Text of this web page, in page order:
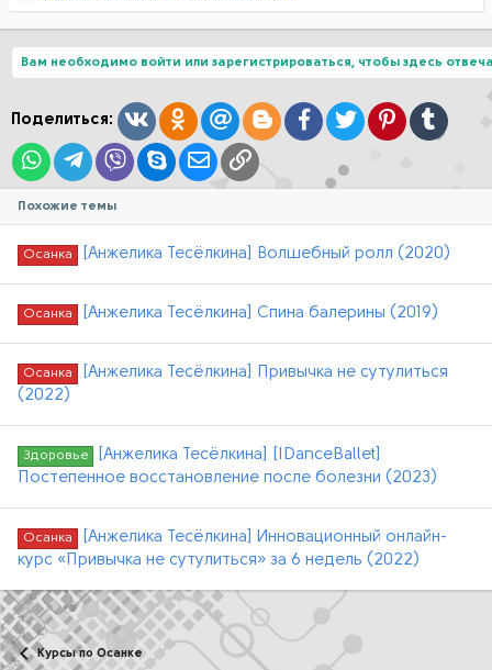
ц
и
:
Вам необходимо войти или зарегистрироваться, чтобы здесь
Поделиться: ВконтактеОдноклассники
Mail.ruBloggerFacebook
TwitterPinterestTumblr
WhatsAppTelegram
ViberSkypeЭлектронная почта
Ссылка
Похожие темы
Осанка [Анжелика Тесёлкина] Волшебный ролл (2020)
Осанка [Анжелика Тесёлкина] Спина балерины (2019)
Осанка
[Анжелика Тесёлкина] Привычка не сутулиться
(2022)
Здоровье
[Анжелика Тесёлкина] [IDanceBallet]
Постепенное восстановление после болезни (2023)
Осанка
[Анжелика Тесёлкина] Инновационный онлайн-
курс «Привычка не сутулиться» за 6 недель (2022)
Курсы по Осанке